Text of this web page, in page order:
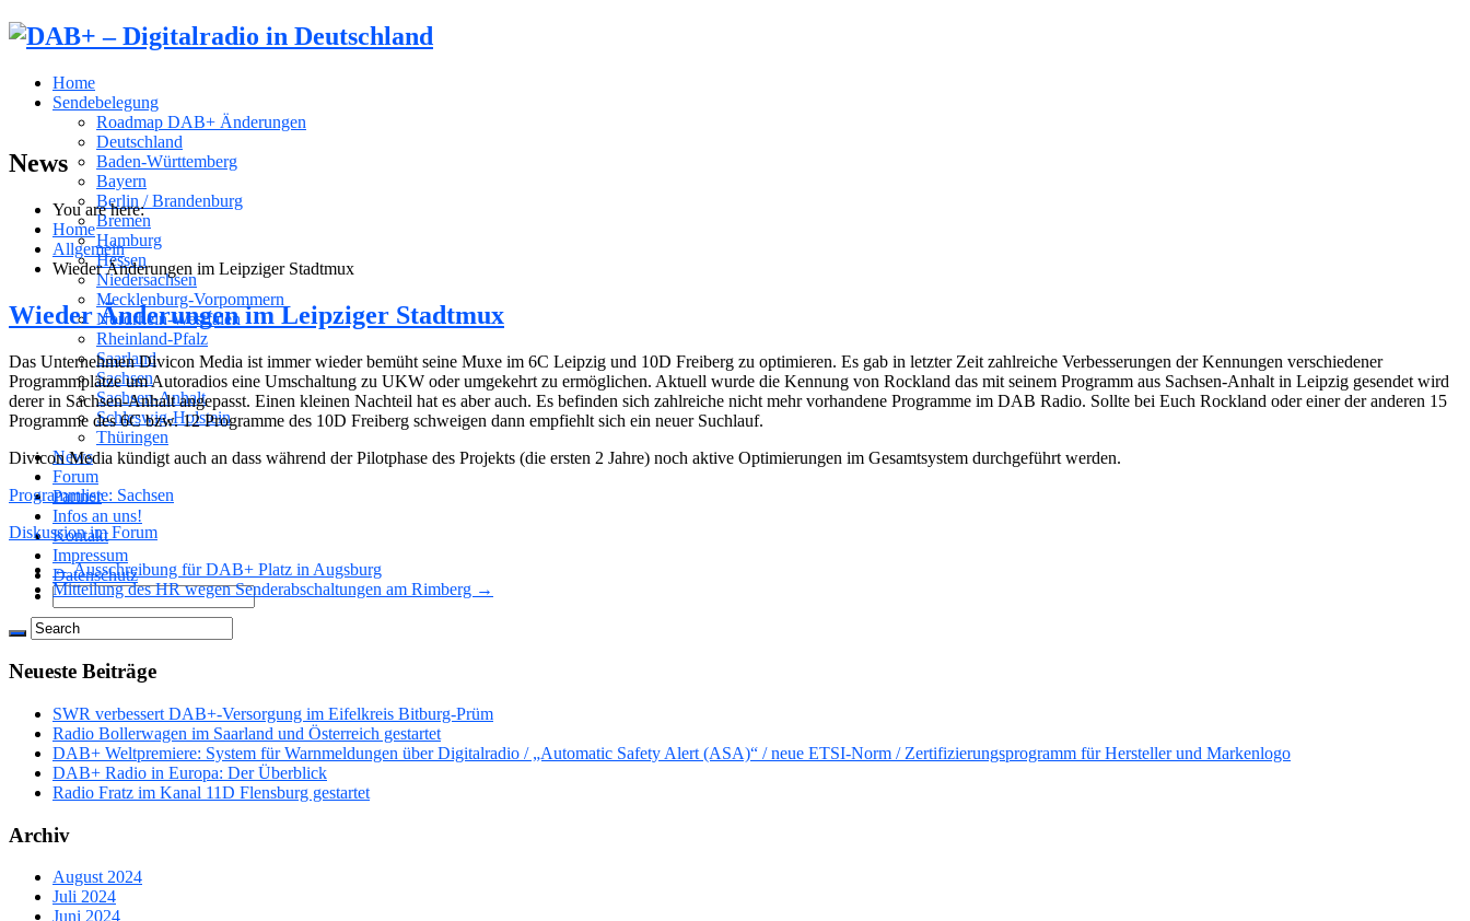
Home
Sendebelegung
Roadmap DAB+ Änderungen
Deutschland
Baden-Württemberg
Bayern
Berlin / Brandenburg
Bremen
Hamburg
Hessen
Niedersachsen
Mecklenburg-Vorpommern
Nordrhein-Westfalen
Rheinland-Pfalz
Saarland
Sachsen
Sachsen-Anhalt
Schleswig-Holstein
Thüringen
News
Forum
Partner
Infos an uns!
Kontakt
Impressum
Datenschutz
News
You are here:
Home
Allgemein
Wieder Änderungen im Leipziger Stadtmux
Wieder Änderungen im Leipziger Stadtmux
Das Unternehmen Divicon Media ist immer wieder bemüht seine Muxe im 6C Leipzig und 10D Freiberg zu optimieren. Es gab in letzter Zeit zahlreiche Verbesserungen der Kennungen verschiedener
Programmplätze um Autoradios eine Umschaltung zu UKW oder umgekehrt zu ermöglichen. Aktuell wurde die Kennung von Rockland das mit seinem Programm aus Sachsen-Anhalt in Leipzig gesendet wird
derer in Sachsen-Anhalt angepasst. Einen kleinen Nachteil hat es aber auch. Es befinden sich zahlreiche nicht mehr vorhandene Programme im DAB Radio. Sollte bei Euch Rockland oder einer der anderen 15
Programme des 6C bzw. 12 Programme des 10D Freiberg schweigen dann empfiehlt sich ein neuer Suchlauf.
Divicon Media kündigt auch an dass während der Pilotphase des Projekts (die ersten 2 Jahre) noch aktive Optimierungen im Gesamtsystem durchgeführt werden.
Programmliste: Sachsen
Diskussion im Forum
← Ausschreibung für DAB+ Platz in Augsburg
Mitteilung des HR wegen Senderabschaltungen am Rimberg →
Neueste Beiträge
SWR verbessert DAB+-Versorgung im Eifelkreis Bitburg-Prüm
Radio Bollerwagen im Saarland und Österreich gestartet
DAB+ Weltpremiere: System für Warnmeldungen über Digitalradio / „Automatic Safety Alert (ASA)“ / neue ETSI-Norm / Zertifizierungsprogramm für Hersteller und Markenlogo
DAB+ Radio in Europa: Der Überblick
Radio Fratz im Kanal 11D Flensburg gestartet
Archiv
August 2024
Juli 2024
Juni 2024